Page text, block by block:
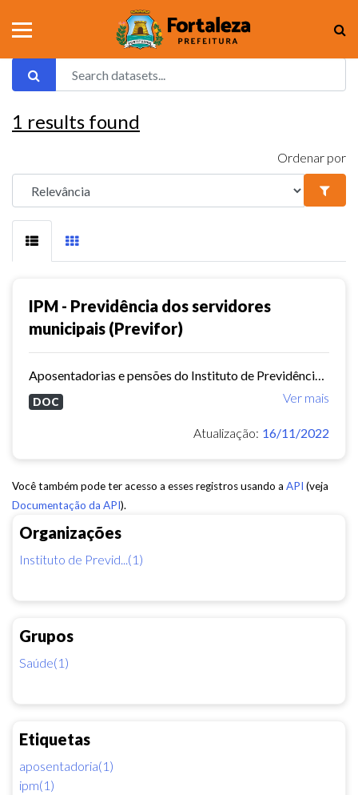
Organizações
Instituto de Previd...(1)
Grupos
Saúde(1)
Etiquetas
aposentadoria(1)
ipm(1)
1 results found
Ordenar por
IPM - Previdência dos servidores
municipais (Previfor)
Ver mais
DOC
Atualização: 16/11/2022
Você também pode ter acesso a esses registros usando a API (veja
Documentação da API).